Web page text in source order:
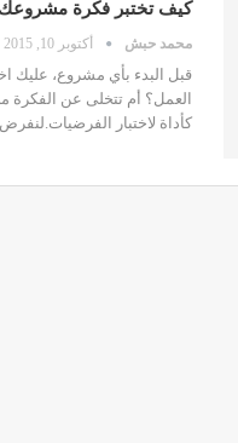
كيف تختبر فكرة مشروعك
محمد حبش أكتوبر 10, 2015
قبل البدء بأي مشروع، عليك
العمل؟ أم تتخلى عن الفكرة
كأداة لاختبار